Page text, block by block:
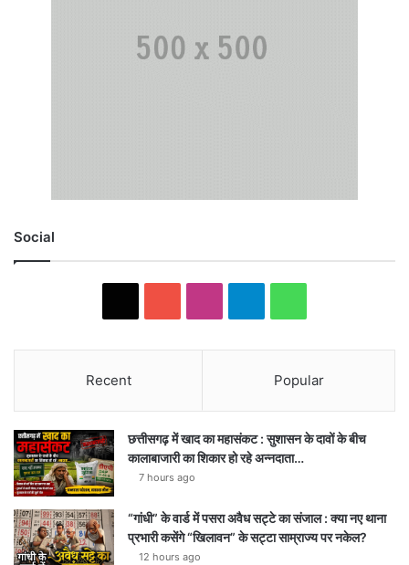
Social
Recent Popular
छत्तीसगढ़ में खाद का महासंकट : सुशासन के दावों के बीच
कालाबाजारी का शिकार हो रहे अन्नदाता…
7 hours ago
“गांधी” के वार्ड में पसरा अवैध सट्टे का संजाल : क्या नए थाना
प्रभारी कसेंगे “खिलावन” के सट्टा साम्राज्य पर नकेल?
12 hours ago